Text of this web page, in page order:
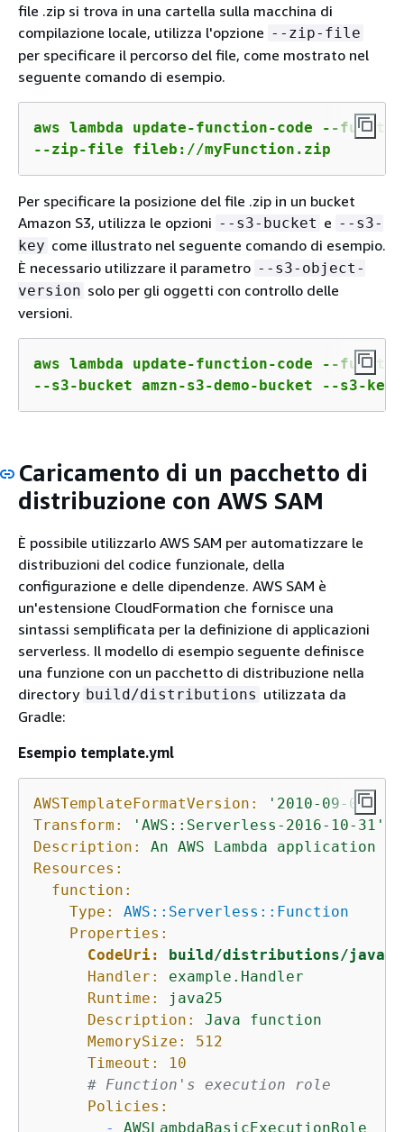
file .zip si trova in una cartella sulla macchina di
compilazione locale, utilizza l'opzione --zip-file
per specificare il percorso del file, come mostrato nel
seguente comando di esempio.
aws lambda update-function-code --
--zip-file fileb://myFunction.zip
Per specificare la posizione del file .zip in un bucket
Amazon S3, utilizza le opzioni --s3-bucket e --s3-
key come illustrato nel seguente comando di esempio.
È necessario utilizzare il parametro --s3-object-
version solo per gli oggetti con controllo delle
versioni.
aws lambda update-function-code --
--s3-bucket amzn-s3-demo-bucket --s3-
Caricamento di un pacchetto di
distribuzione con AWS SAM
È possibile utilizzarlo AWS SAM per automatizzare le
distribuzioni del codice funzionale, della
configurazione e delle dipendenze. AWS SAM è
un'estensione CloudFormation che fornisce una
sintassi semplificata per la definizione di applicazioni
serverless. Il modello di esempio seguente definisce
una funzione con un pacchetto di distribuzione nella
directory build/distributions utilizzata da
Gradle:
Esempio template.yml
AWSTemplateFormatVersion:
'2010-09-09'
Transform:
'AWS::Serverless-2016-10-31'
Description:
An AWS Lambda application
Resources:
function:
Type:
AWS::Serverless::Function
Properties:
CodeUri:
build/distributions/java-
Handler:
example.Handler
Runtime:
java25
Description:
Java
function
MemorySize:
512
Timeout:
10
# Function's execution role
Policies:
-
AWSLambdaBasicExecutionRole